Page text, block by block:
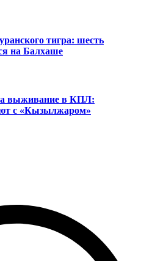
тигра: шесть
на Балхаше
выживание в КПЛ:
с «Кызылжаром»